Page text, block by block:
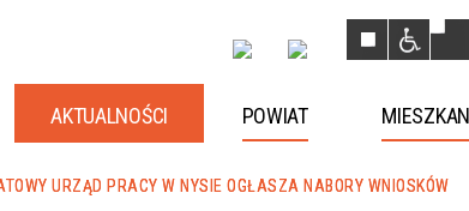
AKTUALNOŚCI POWIAT
URZĄD PRACY W NYSIE OGŁASZA NABORY WNIOSKÓW